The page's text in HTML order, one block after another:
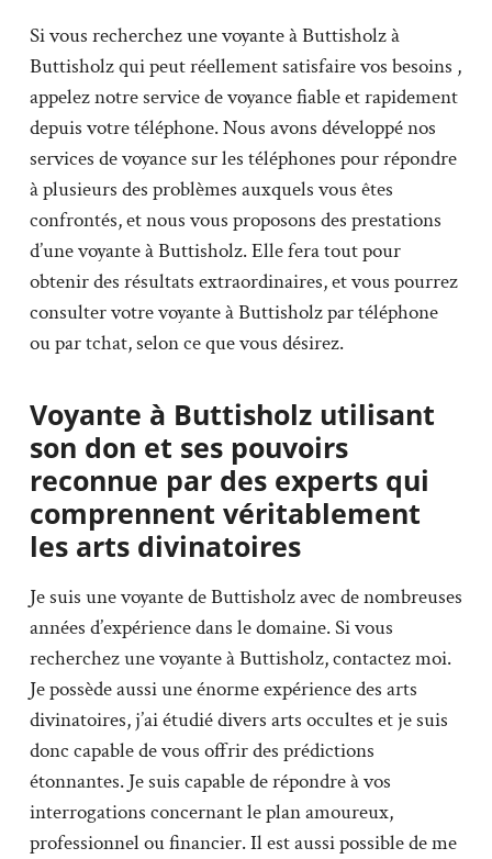
Si vous recherchez une voyante à Buttisholz à
Buttisholz qui peut réellement satisfaire vos besoins ,
appelez notre service de voyance fiable et rapidement
depuis votre téléphone. Nous avons développé nos
services de voyance sur les téléphones pour répondre
à plusieurs des problèmes auxquels vous êtes
confrontés, et nous vous proposons des prestations
d’une voyante à Buttisholz. Elle fera tout pour
obtenir des résultats extraordinaires, et vous pourrez
consulter votre voyante à Buttisholz par téléphone
ou par tchat, selon ce que vous désirez.
Voyante à Buttisholz utilisant
son don et ses pouvoirs
reconnue par des experts qui
comprennent véritablement
les arts divinatoires
Je suis une voyante de Buttisholz avec de nombreuses
années d’expérience dans le domaine. Si vous
recherchez une voyante à Buttisholz, contactez moi.
Je possède aussi une énorme expérience des arts
divinatoires, j’ai étudié divers arts occultes et je suis
donc capable de vous offrir des prédictions
étonnantes. Je suis capable de répondre à vos
interrogations concernant le plan amoureux,
professionnel ou financier. Il est aussi possible de me